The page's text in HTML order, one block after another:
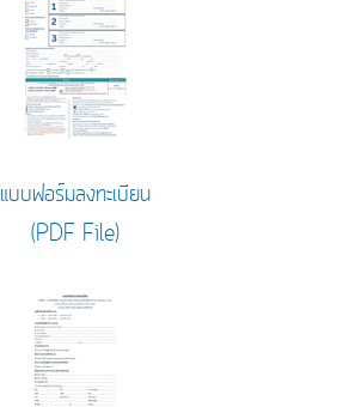
แบบฟอร์มลงทะเบียน
(PDF File)